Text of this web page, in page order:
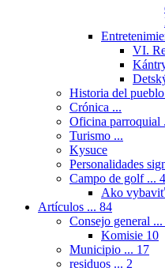
VI.
Historia del
Crónica ...
Oficina parroquial
Turismo ...
Kysuce
Personalidades
Campo de golf ...
Ako vybaviť
Artículos ... 84
Consejo general ...
Komisie 10
Municipio ... 17
residuos ... 2